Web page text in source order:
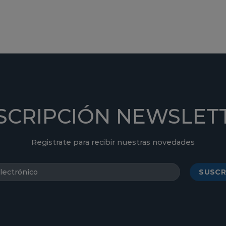
Registrate para recibir nuestras novedades